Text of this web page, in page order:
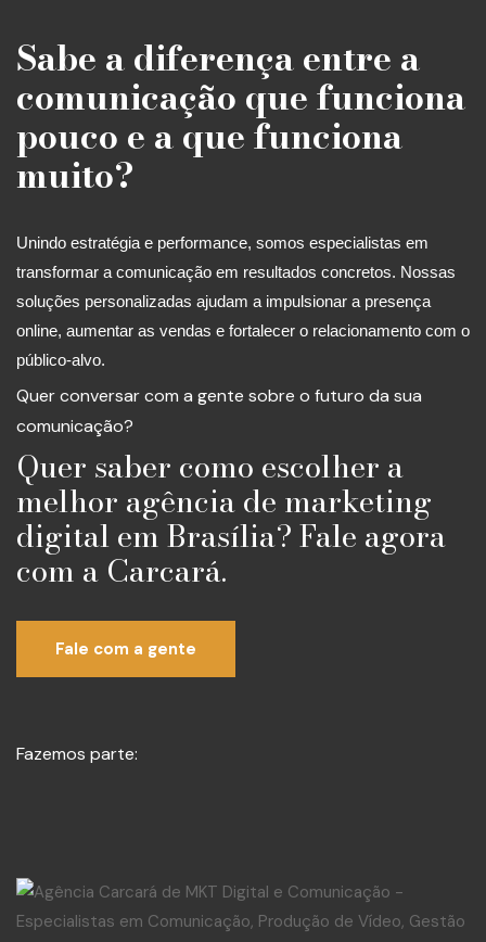
Sabe a diferença entre a
comunicação que funciona
pouco e a que funciona
muito?
Unindo estratégia e performance, somos especialistas em
transformar a comunicação em resultados concretos. Nossas
soluções personalizadas ajudam a impulsionar a presença
online, aumentar as vendas e fortalecer o relacionamento com o
público-alvo.
Quer conversar com a gente sobre o futuro da sua
comunicação?
Quer saber como escolher a
melhor agência de marketing
digital em Brasília? Fale agora
com a Carcará.
Fale com a gente
Fazemos parte: